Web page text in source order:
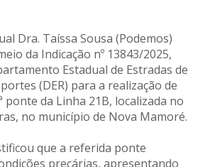
Dra. Taíssa Sousa (Podemos)
da Indicação nº 13843/2025,
Estadual de Estradas de
(DER) para a realização de
ponte da Linha 21B, localizada no
no município de Nova Mamoré.
que a referida ponte
precárias, apresentando